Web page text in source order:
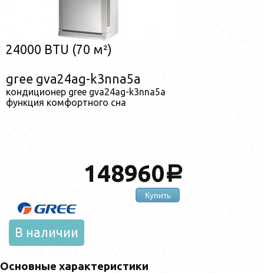
24000 BTU (70 м²)
gree gva24ag-k3nna5a
кондиционер gree gva24ag-k3nna5a
функция комфортного сна
148960a
Купить
В наличии
Основные характеристики